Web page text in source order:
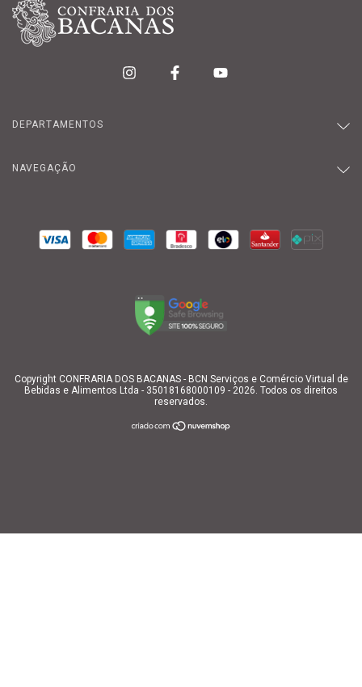
DEPARTAMENTOS
NAVEGAÇÃO
Copyright CONFRARIA DOS BACANAS - BCN Serviços e Comércio Virtual de
Bebidas e Alimentos Ltda - 35018168000109 - 2026. Todos os direitos
reservados.